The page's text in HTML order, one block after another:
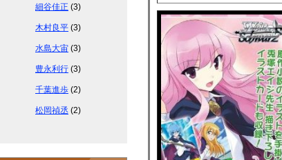
細谷佳正 (3)
木村良平 (3)
水島大宙 (3)
豊永利行 (3)
千葉進歩 (2)
松岡禎丞 (2)